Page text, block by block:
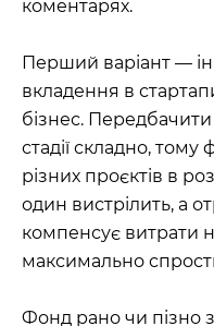
коментарях.
Перший варіант —
вкладення в
бізнес. Передбачити
стадії складно,
різних проєктів в
один вистрілить, а
компенсує витрати
максимально
Фонд рано чи пізно